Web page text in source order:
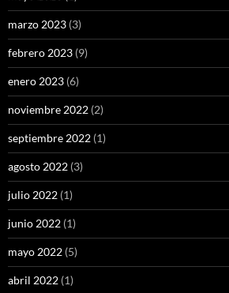
marzo 2023 (3)
febrero 2023 (9)
enero 2023 (6)
noviembre 2022 (2)
septiembre 2022 (1)
agosto 2022 (3)
julio 2022 (1)
junio 2022 (1)
mayo 2022 (5)
abril 2022 (1)